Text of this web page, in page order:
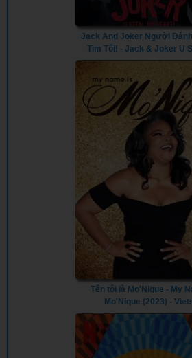
Jack And Joker Người Đánh
Tim Tôi! - Jack & Joker U
Heart! (2024) -
Tên tôi là Mo'Nique - My
Mo'Nique (2023) -